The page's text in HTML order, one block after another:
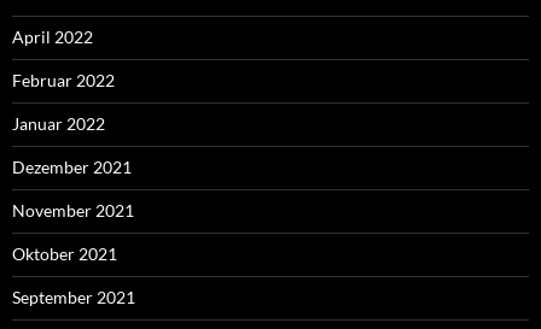
April 2022
Februar 2022
Januar 2022
Dezember 2021
November 2021
Oktober 2021
September 2021